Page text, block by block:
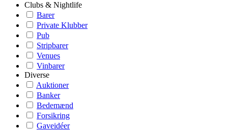
Clubs & Nightlife
Barer
Private Klubber
Pub
Stripbarer
Venues
Vinbarer
Diverse
Auktioner
Banker
Bedemænd
Forsikring
Gaveidéer